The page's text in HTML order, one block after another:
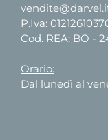
P.Iva:
Cod. REA: BO -
Orario:
Dal lunedì al